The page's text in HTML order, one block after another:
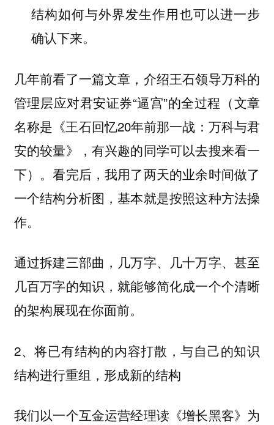
结构如何与外界发生作用也可以进一步
确认下来。
几年前看了一篇文章，介绍王石领导万科的
管理层应对君安证券“逼宫”的全过程（文章
名称是《王石回忆20年前那一战：万科与君
安的较量》，有兴趣的同学可以去搜来看一
下）。看完后，我用了两天的业余时间做了
一个结构分析图，基本就是按照这种方法操
作。
通过拆建三部曲，几万字、几十万字、甚至
几百万字的知识，就能够简化成一个个清晰
的架构展现在你面前。
2、将已有结构的内容打散，与自己的知识
结构进行重组，形成新的结构
我们以一个互金运营经理读《增长黑客》为